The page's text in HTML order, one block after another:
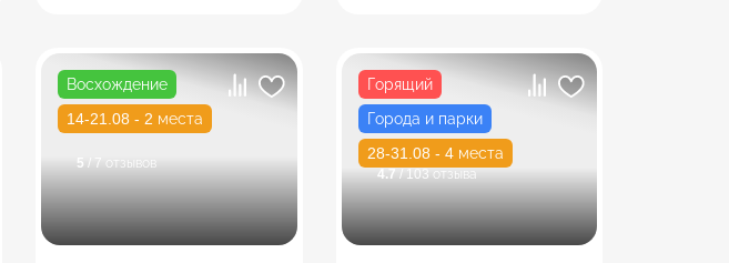
Восхождение
14-21.08 - 2 места
5 / 7 отзывов
Горящий
Города и парки
28-31.08 - 4 места
4.7 / 103 отзыва